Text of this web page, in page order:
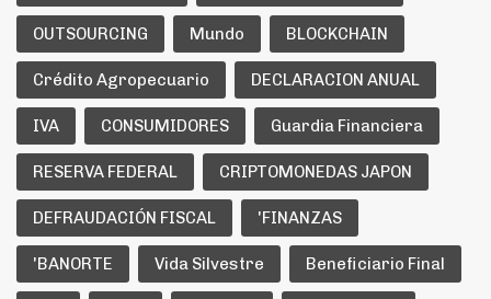
OUTSOURCING Mundo BLOCKCHAIN
Crédito Agropecuario DECLARACION ANUAL
IVA CONSUMIDORES Guardia Financiera
RESERVA FEDERAL CRIPTOMONEDAS JAPON
DEFRAUDACIÓN FISCAL 'FINANZAS
'BANORTE Vida Silvestre Beneficiario Final